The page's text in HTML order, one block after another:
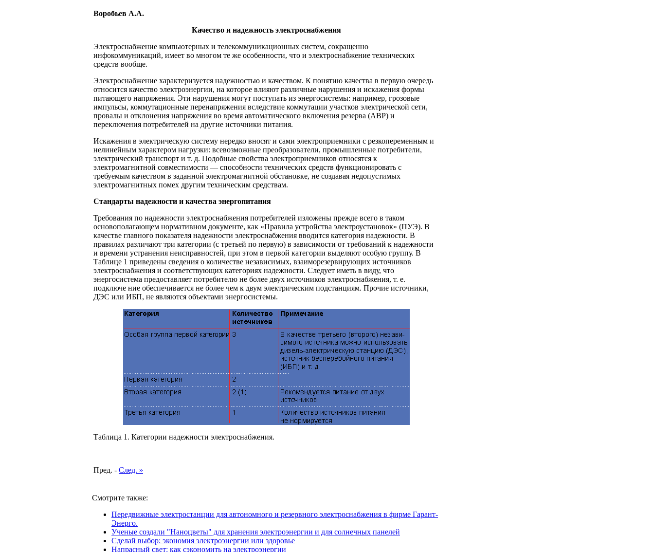
Воробьев А.А.
Качество и надежность электроснабжения
Электроснабжение компьютерных и телекоммуникационных систем, сокращенно
инфокоммуникаций, имеет во многом те же особенности, что и электроснабжение технических
средств вообще.
Электроснабжение характеризуется надежностью и качеством. К понятию качества в первую очередь
относится качество электроэнергии, на которое влияют различные нарушения и искажения формы
питающего напряжения. Эти нарушения могут поступать из энергосистемы: например, грозовые
импульсы, коммутационные перенапряжения вследствие коммутации участков электрической сети,
провалы и отклонения напряжения во время автоматического включения резерва (АВР) и
переключения потребителей на другие источники питания.
Искажения в электрическую систему нередко вносят и сами электроприемники с резкопеременным и
нелинейным характером нагрузки: всевозможные преобразователи, промышленные потребители,
электрический транспорт и т. д. Подобные свойства электроприемников относятся к
электромагнитной совместимости — способности технических средств функционировать с
требуемым качеством в заданной электромагнитной обстановке, не создавая недопустимых
электромагнитных помех другим техническим средствам.
Стандарты надежности и качества энергопитания
Требования по надежности электроснабжения потребителей изложены прежде всего в таком
основополагающем нормативном документе, как «Правила устройства электроустановок» (ПУЭ). В
качестве главного показателя надежности электроснабжения вводится категория надежности. В
правилах различают три категории (с третьей по первую) в зависимости от требований к надежности
и времени устранения неисправностей, при этом в первой категории выделяют особую группу. В
Таблице 1 приведены сведения о количестве независимых, взаиморезервирующих источников
электроснабжения и соответствующих категориях надежности. Следует иметь в виду, что
энергосистема предоставляет потребителю не более двух источников электроснабжения, т. е.
подключе ние обеспечивается не более чем к двум электрическим подстанциям. Прочие источники,
ДЭС или ИБП, не являются объектами энергосистемы.
Таблица 1. Категории надежности электроснабжения.
Пред. - След. »
Смотрите также:
Передвижные электростанции для автономного и резервного электроснабжения в фирме Гарант-
Энерго.
Ученые создали "Наноцветы" для хранения электроэнергии и для солнечных панелей
Сделай выбор: экономия электроэнергии или здоровье
Напрасный свет: как сэкономить на электроэнергии